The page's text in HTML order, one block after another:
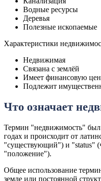
Водные ресурсы
Деревья
Полезные ископаемые
Характеристики
Недвижимая
Связана с землёй
Имеет финансовую
Подлежит
Что означает
Термин "недвижимость" был
годах и происходит от
"существующий") и "status"
"положение").
Общее использование
земле или постоянной